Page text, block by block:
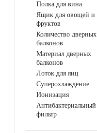
Полка для вина
Ящик для овощей и
фруктов
Количество дверных
балконов
Материал дверных
балконов
Лоток для яиц
Суперохлаждение
Ионизация
Антибактериальный
фильтр